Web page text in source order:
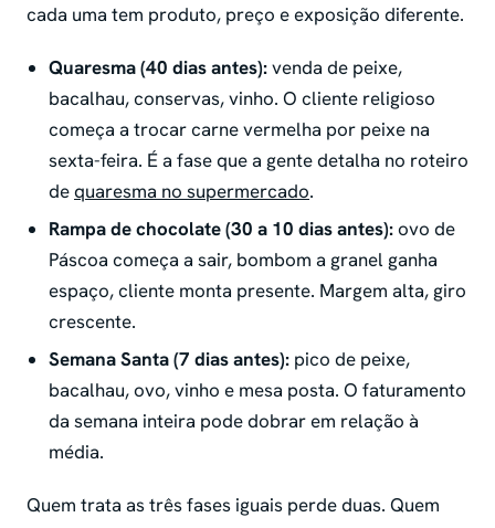
cada uma tem produto, preço e exposição diferente.
Quaresma (40 dias antes):venda de peixe,
bacalhau, conservas, vinho. O cliente religioso
começa a trocar carne vermelha por peixe na
sexta-feira. É a fase que a gente detalha no roteiro
dequaresma no supermercado.
Rampa de chocolate (30 a 10 dias antes):ovo de
Páscoa começa a sair, bombom a granel ganha
espaço, cliente monta presente. Margem alta, giro
crescente.
Semana Santa (7 dias antes): pico de peixe,
bacalhau, ovo, vinho e mesa posta. O faturamento
da semana inteira pode dobrar em relação à
média.
Quem trata as três fases iguais perde duas. Quem